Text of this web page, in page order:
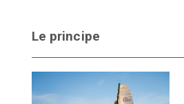
Le principe